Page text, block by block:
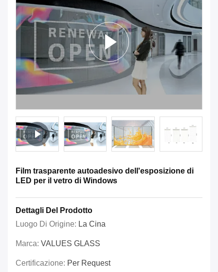
Film trasparente autoadesivo dell'esposizione di
LED per il vetro di Windows
Dettagli Del Prodotto
Luogo Di Origine: La Cina
Marca: VALUES GLASS
Certificazione: Per Request